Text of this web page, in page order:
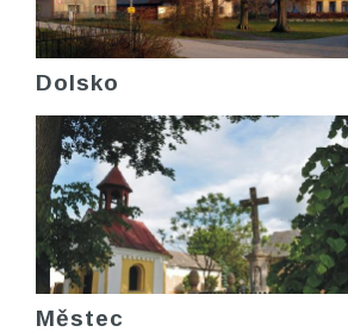
Dolsko
Městec